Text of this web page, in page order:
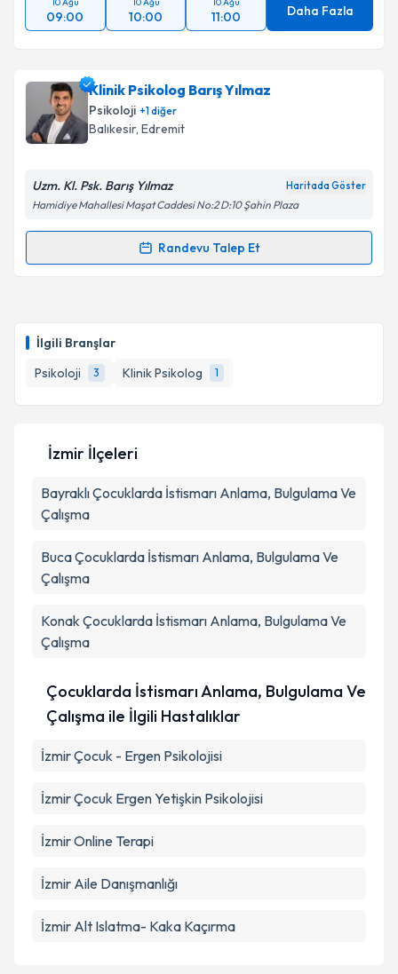
İlgili Branşlar
Psikoloji
3 Klinik Psikolog 1
09:00 10:00 11:00 Daha Fazla
Klinik Psikolog Barış Yılmaz
Psikoloji +1diğer
Balıkesir, Edremit
Uzm. Kl. Psk. Barış Yılmaz Haritada Göster
Hamidiye Mahallesi Maşat Caddesi No:2 D:10 Şahin Plaza
Randevu Talep Et
Randevu Takvimi Talebi
için bir takvim hazırlandığında e-posta ile
bilgilendireceğiz.
E-posta Adresiniz
Kişisel verilerimin işlenmesine ilişkinAydınlatma
Metni
İzmir İlçeleri
BayraklıÇocuklarda İstismarı Anlama, Bulgulama Ve
Çalışma
BucaÇocuklarda İstismarı Anlama, Bulgulama Ve
Çalışma
Konak Çocuklarda İstismarı Anlama, Bulgulama Ve
Çalışma
Çocuklarda İstismarı Anlama, Bulgulama Ve
Çalışma ile İlgili Hastalıklar
İzmir Çocuk - Ergen Psikolojisi
İzmir Çocuk Ergen Yetişkin Psikolojisi
İzmir Online Terapi
İzmir Aile Danışmanlığı
İzmir Alt Islatma- Kaka Kaçırma